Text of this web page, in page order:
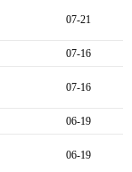
07-21
07-16
07-16
06-19
06-19